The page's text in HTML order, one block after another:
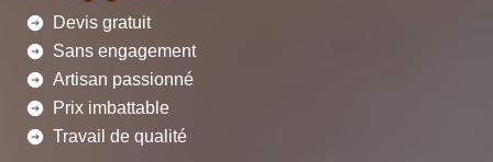
Devis gratuit
Sans engagement
Artisan passionné
Prix imbattable
Travail de qualité